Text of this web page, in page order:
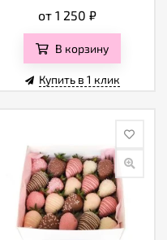
от 1 250₽
В корзину
Купить в 1 клик